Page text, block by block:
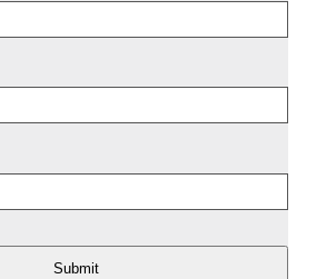
Submit